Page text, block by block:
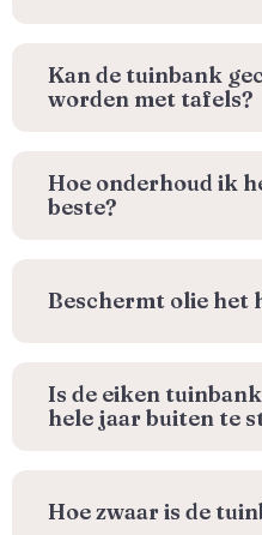
Kan de tuinbank
worden met tafels?
⁠Hoe onderhoud ik
beste?
Beschermt olie het
Is de eiken
hele jaar buiten te
Hoe zwaar is de